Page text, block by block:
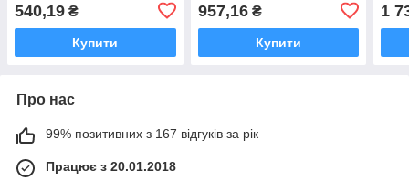
540,19 ₴
Купити
957,16₴
Купити
1
Про нас
99% позитивних з 167 відгуків за рік
Працює з 20.01.2018